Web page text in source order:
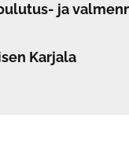
ja
Karjala